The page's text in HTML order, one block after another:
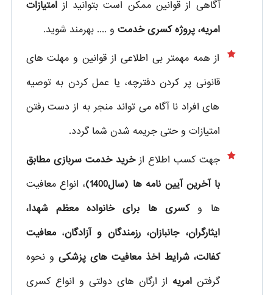
آگاهی از قوانین ممکن است بتوانید از امتیازات
امریه، پروژه کسری خدمت و .... بهرمند شوید.
از همه مهمتر بی اطلاعی از قوانین و مهلت های
قانونی پر کردن دفترچه، یا عمل کردن به توصیه
های افراد نا آگاه می تواند منجر به از دست رفتن
امتیازات و حتی جریمه شدن شما گردد.
جهت کسب اطلاع از خرید خدمت سربازی مطابق
با آخرین آیین نامه ها (سال1400)
، انواع معافیت
ها و کسری ها برای خانواده معظم شهدا،
ایثارگران، جانبازان، رزمندگان و آزادگان،معافیت
کفالت، شرایط اخذ معافیت های پزشکی و نحوه
گرفتنامریه از ارگان های دولتی و انواع کسری